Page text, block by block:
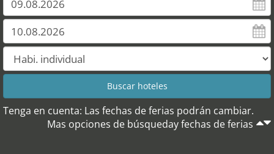
Tenga en cuenta: Las fechas de ferias podrán cambiar.
Mas opciones de búsqueday fechas de ferias